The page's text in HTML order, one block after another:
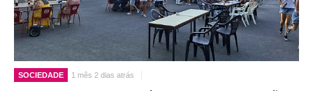
SOCIEDADE 1 mês 2 dias atrás